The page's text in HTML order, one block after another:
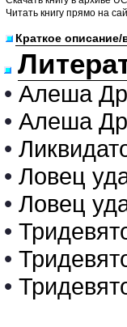
Читать книгу прямо на
Краткое описание/
• Алеша
• Алеша
•
• Ловец
• Ловец
•
•
•